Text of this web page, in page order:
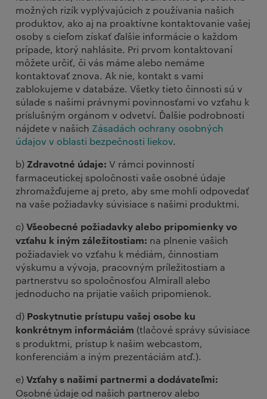
možných rizík vyplývajúcich z používania našich
produktov, ako aj na proaktívne kontaktovanie vašej
osoby s cieľom získať ďalšie informácie o každom
prípade, ktorý nahlásite. Pri prvom kontaktovaní
môžete určiť, či vás máme alebo nemáme
kontaktovať znova. Ak nie, kontakt s vami
zablokujeme v databáze. Všetky tieto činnosti sú v
súlade s našimi právnymi povinnosťami vo vzťahu k
príslušným orgánom v odvetví. Ďalšie podrobnosti
nájdete v našich Zásadách ochrany osobných
údajov v oblasti bezpečnosti liekov.
b) Zdravotné údaje: V rámci povinností
farmaceutickej spoločnosti vaše osobné údaje
zhromažďujeme aj preto, aby sme mohli odpovedať
na vaše požiadavky súvisiace s našimi produktmi.
c) Všeobecné požiadavky alebo pripomienky vo
vzťahu k iným záležitostiam: na plnenie vašich
požiadaviek vo vzťahu k médiám, činnostiam
výskumu a vývoja, pracovným príležitostiam a
partnerstvu so spoločnosťou Almirall alebo
jednoducho na prijatie vašich pripomienok.
d) Poskytnutie prístupu vašej osobe ku
konkrétnym informáciám (tlačové správy súvisiace
s produktmi, prístup k našim webcastom,
konferenciám a iným prezentáciám atď.).
e) Vzťahy s našimi partnermi a dodávateľmi:
Osobné údaje od našich partnerov alebo